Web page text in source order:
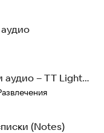
аудио – TT Light
(Notes)